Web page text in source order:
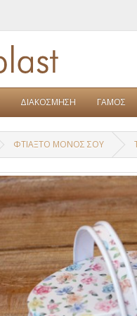
ΔΙΑΚΟΣΜΗΣΗ ΓΑΜΟΣ
ΦΤΙΑΞΤΟ ΜΟΝΟΣ ΣΟΥ